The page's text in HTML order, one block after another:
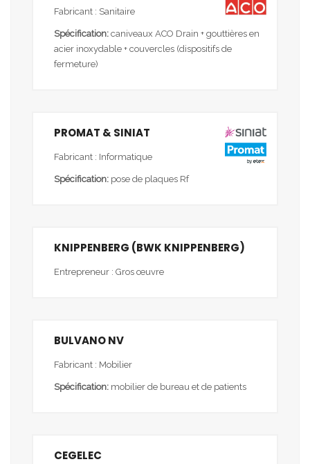
Fabricant : Sanitaire
Spécification: caniveaux ACO Drain + gouttières en
acier inoxydable + couvercles (dispositifs de
fermeture)
PROMAT & SINIAT
Fabricant : Informatique
Spécification: pose de plaques Rf
KNIPPENBERG (BWK KNIPPENBERG)
Entrepreneur : Gros œuvre
BULVANO NV
Fabricant : Mobilier
Spécification: mobilier de bureau et de patients
CEGELEC